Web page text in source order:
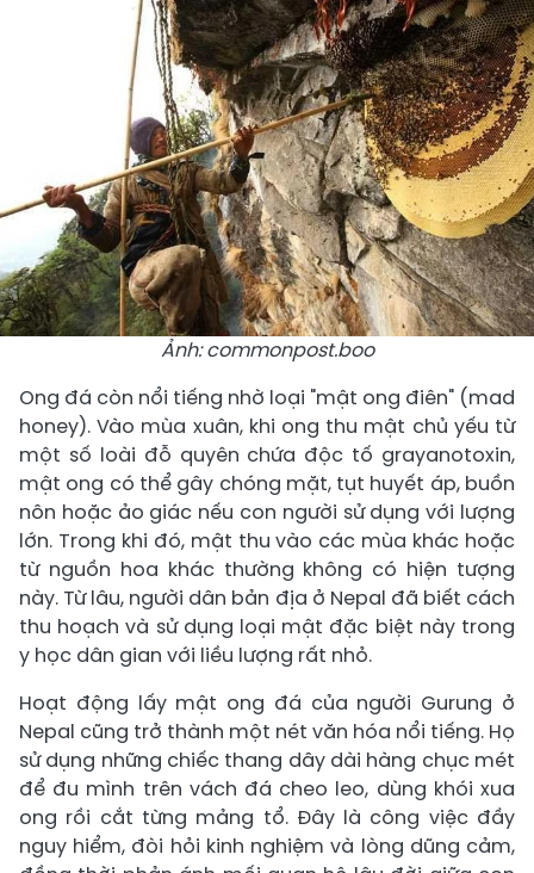
Ảnh: commonpost.boo
Ong đá còn nổi tiếng nhờ loại "mật ong điên" (mad
honey). Vào mùa xuân, khi ong thu mật chủ yếu từ
một số loài đỗ quyên chứa độc tố grayanotoxin,
mật ong có thể gây chóng mặt, tụt huyết áp, buồn
nôn hoặc ảo giác nếu con người sử dụng với lượng
lớn. Trong khi đó, mật thu vào các mùa khác hoặc
từ nguồn hoa khác thường không có hiện tượng
này. Từ lâu, người dân bản địa ở Nepal đã biết cách
thu hoạch và sử dụng loại mật đặc biệt này trong
y học dân gian với liều lượng rất nhỏ.
Hoạt động lấy mật ong đá của người Gurung ở
Nepal cũng trở thành một nét văn hóa nổi tiếng. Họ
sử dụng những chiếc thang dây dài hàng chục mét
để đu mình trên vách đá cheo leo, dùng khói xua
ong rồi cắt từng mảng tổ. Đây là công việc đầy
nguy hiểm, đòi hỏi kinh nghiệm và lòng dũng cảm,